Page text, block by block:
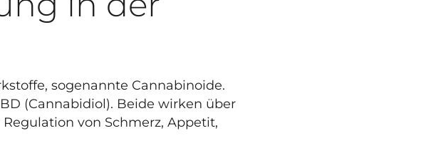
sogenannte Cannabinoide.
(Cannabidiol). Beide wirken über
von Schmerz, Appetit,